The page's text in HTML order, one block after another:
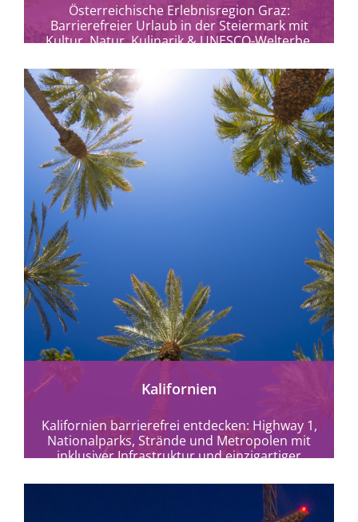
Österreichische Erlebnisregion Graz:
Barrierefreier Urlaub in der Steiermark mit
Kultur, Natur, Kulinarik & UNESCO-Welterbe.
entdecken.
mehr erfahren
Kalifornien
Kalifornien barrierefrei entdecken: Highway 1,
Nationalparks, Strände und Metropolen mit
inklusiver Infrastruktur und einzigartiger